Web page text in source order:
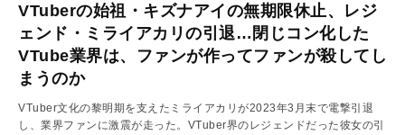
VTuberの始祖・キズナアイの無期限休止、レジ
ェンド・ミライアカリの引退…閉じコン化した
VTube業界は、ファンが作ってファンが殺してし
まうのか
VTuber文化の黎明期を支えたミライアカリが2023年3月末で電撃引退
し、業界ファンに激震が走った。VTuber界のレジェンドだった彼女の引